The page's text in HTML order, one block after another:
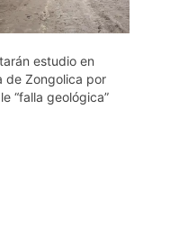
estudio en
de Zongolica por
“falla geológica”